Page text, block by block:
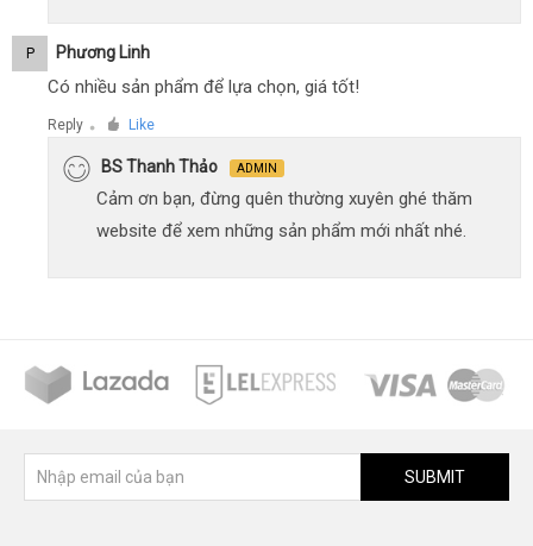
P Phương Linh
Có nhiều sản phẩm để lựa chọn, giá tốt!
Reply ● Like
BS Thanh Thảo ADMIN
Cảm ơn bạn, đừng quên thường xuyên ghé thăm
website để xem những sản phẩm mới nhất nhé.
SUBMIT